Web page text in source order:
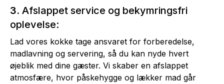
3. Afslappet service og bekymringsfri
oplevelse:
Lad vores kokke tage ansvaret for forberedelse,
madlavning og servering, så du kan nyde hvert
øjeblik med dine gæster. Vi skaber en afslappet
atmosfære, hvor påskehygge og lækker mad går